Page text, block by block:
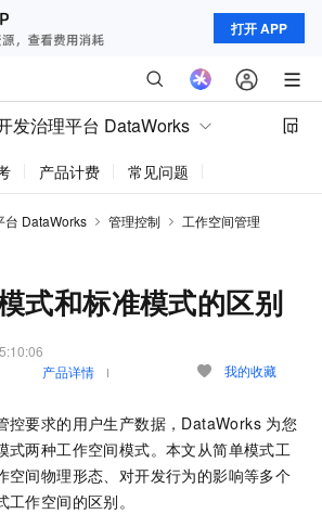
打开 APP
发治理平台 DataWorks
产品计费 常见问题
台 DataWorks 管理控制
工作空间管理
式和标准模式的区别
产品详情 我的收藏
控要求的用户生产数据，DataWorks 为您
式两种工作空间模式。本文从简单模式工
空间物理形态、对开发行为的影响等多个
作空间的区别。